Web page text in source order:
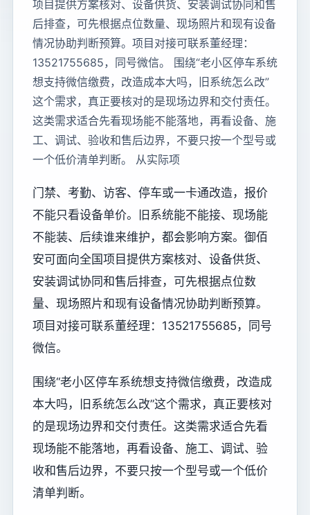
项目提供方案核对、设备供货、安装调试协同和售
后排查，可先根据点位数量、现场照片和现有设备
情况协助判断预算。项目对接可联系董经理：
13521755685，同号微信。 围绕“老小区停车系统
想支持微信缴费，改造成本大吗，旧系统怎么改”
这个需求，真正要核对的是现场边界和交付责任。
这类需求适合先看现场能不能落地，再看设备、施
工、调试、验收和售后边界，不要只按一个型号或
一个低价清单判断。 从实际项
门禁、考勤、访客、停车或一卡通改造，报价
不能只看设备单价。旧系统能不能接、现场能
不能装、后续谁来维护，都会影响方案。御佰
安可面向全国项目提供方案核对、设备供货、
安装调试协同和售后排查，可先根据点位数
量、现场照片和现有设备情况协助判断预算。
项目对接可联系董经理：13521755685，同号
微信。
围绕“老小区停车系统想支持微信缴费，改造成
本大吗，旧系统怎么改”这个需求，真正要核对
的是现场边界和交付责任。这类需求适合先看
现场能不能落地，再看设备、施工、调试、验
收和售后边界，不要只按一个型号或一个低价
清单判断。